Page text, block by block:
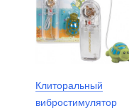
Клиторальный
вибростимулятор